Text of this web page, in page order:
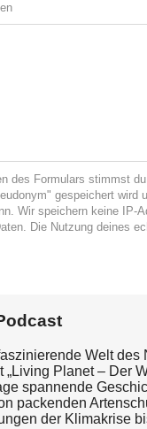
des Formulars stimmst
gespeichert wird
Wir speichern keine IP-
Die Nutzung deines
Welt des
„Living Planet – Der
spannende
packenden
der Klimakrise